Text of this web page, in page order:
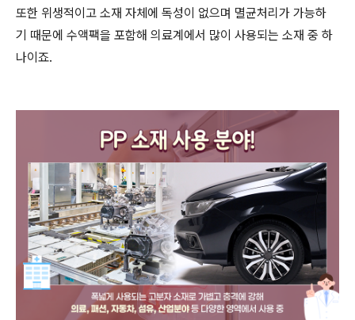
또한 위생적이고 소재 자체에 독성이 없으며 멸균처리가 가능하
기 때문에 수액팩을 포함해 의료계에서 많이 사용되는 소재 중 하
나이죠.